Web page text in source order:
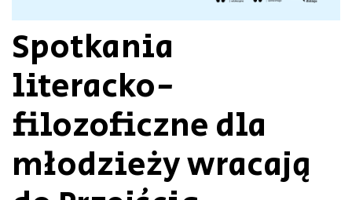
Spotkania
literacko-
filozoficzne dla
młodzieży wracają